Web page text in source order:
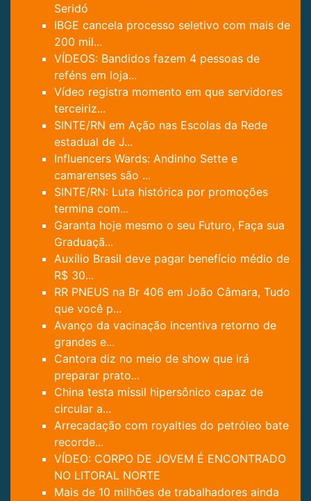
Seridó
IBGE cancela processo seletivo com mais de
200 mil...
VÍDEOS: Bandidos fazem 4 pessoas de
reféns em loja...
Vídeo registra momento em que servidores
terceiriz...
SINTE/RN em Ação nas Escolas da Rede
estadual de J...
Influencers Wards: Andinho Sette e
camarenses são ...
SINTE/RN: Luta histórica por promoções
termina com...
Garanta hoje mesmo o seu Futuro, Faça sua
Graduaçã...
Auxílio Brasil deve pagar benefício médio de
R$ 30...
RR PNEUS na Br 406 em João Câmara, Tudo
que você p...
Avanço da vacinação incentiva retorno de
grandes e...
Cantora diz no meio de show que irá
preparar prato...
China testa míssil hipersônico capaz de
circular a...
Arrecadação com royalties do petróleo bate
recorde...
VÍDEO: CORPO DE JOVEM É ENCONTRADO
NO LITORAL NORTE
Mais de 10 milhões de trabalhadores ainda